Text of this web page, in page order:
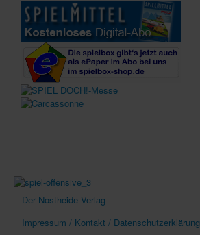
Der Nostheide Verlag
Impressum / Kontakt / Datenschutzerklärung